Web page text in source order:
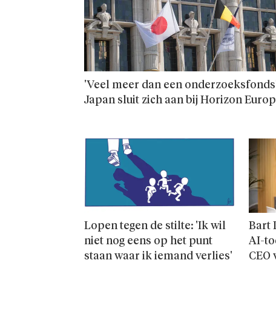
'Veel meer dan een
Japan sluit zich aan bij Horizon
Lopen tegen de stilte: 'Ik wil
niet nog eens op het punt
staan waar ik iemand verlies'
Bart
AI-
CEO